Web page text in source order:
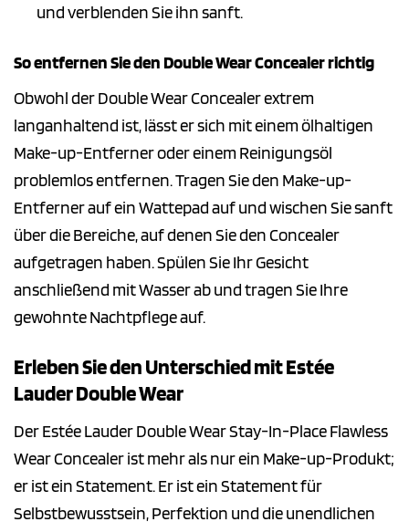
und verblenden Sie ihn sanft.
So entfernen Sie den Double Wear Concealer richtig
Obwohl der Double Wear Concealer extrem
langanhaltend ist, lässt er sich mit einem ölhaltigen
Make-up-Entferner oder einem Reinigungsöl
problemlos entfernen. Tragen Sie den Make-up-
Entferner auf ein Wattepad auf und wischen Sie sanft
über die Bereiche, auf denen Sie den Concealer
aufgetragen haben. Spülen Sie Ihr Gesicht
anschließend mit Wasser ab und tragen Sie Ihre
gewohnte Nachtpflege auf.
Erleben Sie den Unterschied mit Estée
Lauder Double Wear
Der Estée Lauder Double Wear Stay-In-Place Flawless
Wear Concealer ist mehr als nur ein Make-up-Produkt;
er ist ein Statement. Er ist ein Statement für
Selbstbewusstsein, Perfektion und die unendlichen